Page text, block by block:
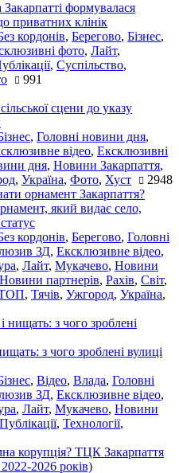
Закарпатті формувалася
приватних клінік
кордонів, Берегово, Бізнес,
фото, Лайт,
, Суспільство,
991
сцени до указу
, Головні новини дня,
відео, Ексклюзивні
дня, Новини Закарпаття,
, Україна, Фото, Хуст 2948
який видає село,
кордонів, Берегово, Головні
ЗД, Ексклюзивне відео,
, Лайт, Мукачево, Новини
Новини партнерів, Рахів, Світ,
, Тячів, Ужгород, Україна,
з чого зроблені вулиці
, Відео, Влада, Головні
ЗД, Ексклюзивне відео,
, Лайт, Мукачево, Новини
Публікації, Технології,